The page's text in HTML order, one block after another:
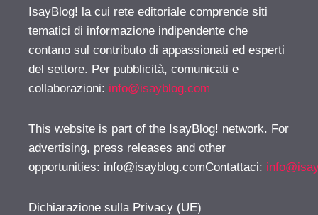
IsayBlog! la cui rete editoriale comprende siti
tematici di informazione indipendente che
contano sul contributo di appassionati ed esperti
del settore. Per pubblicità, comunicati e
collaborazioni: info@isayblog.com
This website is part of the IsayBlog! network. For
advertising, press releases and other
opportunities: info@isayblog.comContattaci:
Dichiarazione sulla Privacy (UE)